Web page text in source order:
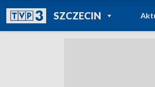
SZCZECINPOWRÓT DO
TVP REGIONY